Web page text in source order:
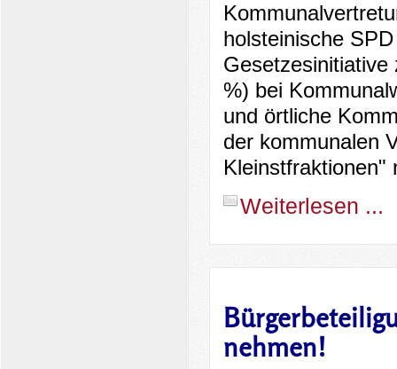
holsteinische
Gesetzesinitiative
%) bei
und örtliche
der kommunalen
Kleinstfraktionen"
Weiterlesen ...
nehmen!